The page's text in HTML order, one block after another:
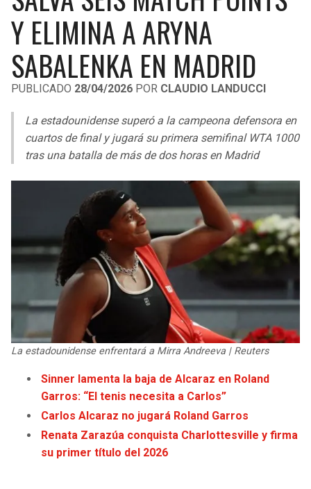
LIGA DE EXPANSIÓN MX
LEAGUES CUP
UEFA EUROPA LEAGUE
UEFA CONFERENCE LEAGUE
MLS
COPA SUDAMERICANA
LIGA BETPLAY
RAIDERS
CHARGERS
BENGALS
BROWNS
STEELERS
TEXANS
COLTS
JAGUARS
COWBOYS
GIANTS
CAVALIERS
PISTONS
BUCKS
HAWKS
HORNETS
HEAT
MAGIC
WIZARDS
CLIPPERS
LAKERS
Y ELIMINA A ARYNA
SABALENKA EN MADRID
PUBLICADO 28/04/2026 POR CLAUDIO LANDUCCI
La estadounidense superó a la campeona defensora en
cuartos de final y jugará su primera semifinal WTA 1000
tras una batalla de más de dos horas en Madrid
La estadounidense enfrentará a Mirra Andreeva | Reuters
Sinner lamenta la baja de Alcaraz en Roland
Garros: “El tenis necesita a Carlos”
Carlos Alcaraz no jugará Roland Garros
Renata Zarazúa conquista Charlottesville y firma
su primer título del 2026